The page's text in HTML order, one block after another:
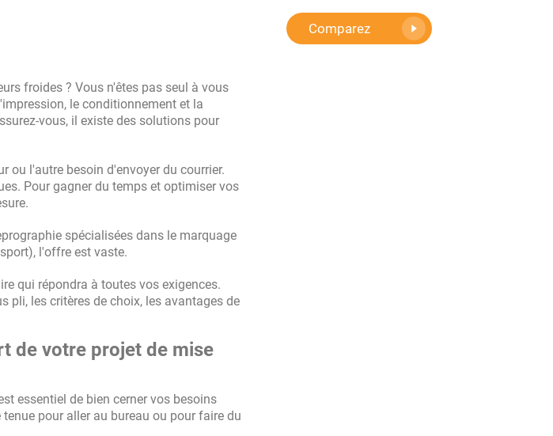
froides ? Vous n'êtes pas seul à vous
le conditionnement et la
vous, il existe des solutions pour
ou l'autre besoin d'envoyer du courrier.
Pour gagner du temps et optimiser vos
spécialisées dans le marquage
l'offre est vaste.
qui répondra à toutes vos exigences.
pli, les critères de choix, les avantages de
de votre projet de mise
essentiel de bien cerner vos besoins
pour aller au bureau ou pour faire du
Comparez